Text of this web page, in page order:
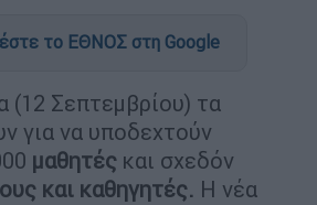
το ΕΘΝΟΣ στη Google
(12 Σεπτεμβρίου) τα
για να υποδεχτούν
μαθητές και σχεδόν
και καθηγητές. Η νέα